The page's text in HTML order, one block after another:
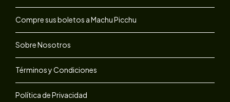
Compre sus boletos a Machu Picchu
Sobre Nosotros
Términos y Condiciones
Política de Privacidad